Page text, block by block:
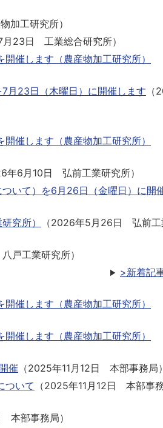
加工研究所）
23日 工業総合研究所）
催します（農産物加工研究所）
月23日（木曜日）に開催します （
催します（農産物加工研究所）
年6月10日 弘前工業研究所）
いて）を6月26日（金曜日）に開
究所）
（2026年5月26日
弘前
八戸工業研究所）
>新着記
催します（農産物加工研究所）
催します（農産物加工研究所）
催 （2025年11月12日 本部事務局）
ついて （2025年11月12日
本部事
本部事務局）